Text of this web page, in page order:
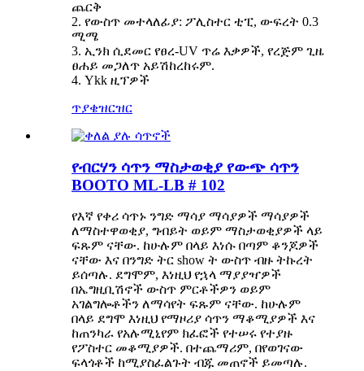
ጨርቅ
2. የውስጥ መተላለፊያ: ፖሊስተር ቲፒ, ውፍረት 0.3
ሚሜ
3. ኢንክ ሲደመር የፀረ-UV ጥሬ እቃዎች, የረጅም ጊዜ
ፀሐይ መጋለጥ አይሽከረከሩም.
4. Ykk ዚፕዎች
ጥያቄዝርዝር
የብርሃን ሳጥን ማስታወቂያ የውጭ ሳጥን
BOOTO ML-LB # 102
የእኛ የቀሪ ሳጥኑ ንግድ ማሳያ ማሳያዎች ማሳያዎች
ለማስተዋወቂያ, ግብይት ወይም ማስታወቂያዎች ላይ
ፍጹም ናቸው. ከሁሉም በላይ እነሱ በጣም ቆንጆዎች
ናቸው እና በንግድ ትር show ት ውስጥ ብዙ ትኩረት
ይሰጣሉ. ደግሞም, እነዚህ የኋላ ማያያዣዎች
በኤግዚቢሽኖች ውስጥ ምርቶችዎን ወይም
አገልግሎቶችን ለማሳየት ፍጹም ናቸው. ከሁሉም
በላይ ደግሞ እነዚህ የማዞሪያ ሳጥን ማቆሚያዎች እና
ከጠንካራ የአሉሚኒየም ክፈፎች የተሠሩ የተያዙ
የፖስተር መቆሚያዎች. በተጨማሪም, በየወገናው
ፍላጎቶች ከሚያስፈልጉት ብጁ መጠኖች ይመጣሉ.